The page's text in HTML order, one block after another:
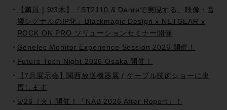
【満員 | 9/3木】『ST2110 & Danteで実現する、映像・音
響シグナルのIP化』Blackmagic Design x NETGEAR x
ROCK ON PRO ソリューションセミナー開催
Genelec Monitor Experience Session 2026 開催！
Future Tech Night 2026 Osaka 開催！
【7月展示会】関西放送機器展 / ケーブル技術ショーに出
展します
5/26（火）開催！「NAB 2026 After Report」！